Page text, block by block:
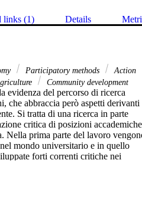
links (1) Details
Participatory methods
Action
Community development
evidenza del percorso di ricerca
che abbraccia però aspetti derivanti
Si tratta di una ricerca in parte
critica di posizioni accademiche
Nella prima parte del lavoro
mondo universitario e in quello
forti correnti critiche nei
globalizzato, quanto del patriarcato